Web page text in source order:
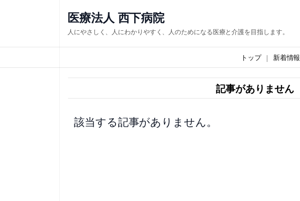
ス
キ
医療法人 西下病院
人にやさしく、人にわかりやすく、人のためになる医療と介護を目指します。
トップ 新着情報
記事がありません
該当する記事がありません。